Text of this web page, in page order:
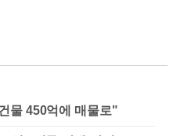
물 450억에 매물로"